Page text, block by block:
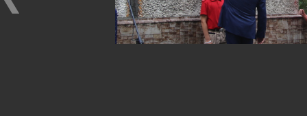
"Память сердца. Немеркнущий свет"
"Память сердца. Немеркнущий свет"